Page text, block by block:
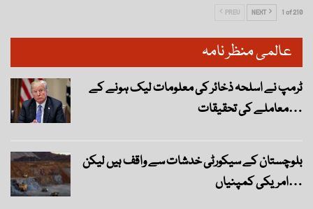
PREV NEXT 1 of 210
عالمی منظر نامہ
ٹرمپ نے اسلحہ ذخائر کی معلومات لیک ہونے کے
معاملے کی تحقیقات…
بلوچستان کے سیکورٹی خدشات سے واقف ہیں لیکن
امریکی کمپنیاں…